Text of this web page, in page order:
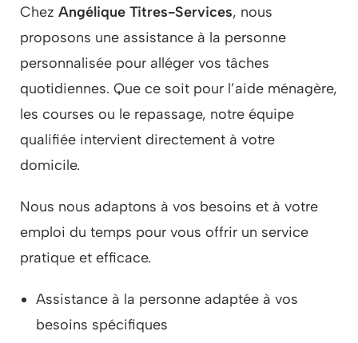
Chez Angélique Titres-Services, nous
proposons une assistance à la personne
personnalisée pour alléger vos tâches
quotidiennes. Que ce soit pour l’aide ménagère,
les courses ou le repassage, notre équipe
qualifiée intervient directement à votre
domicile.
Nous nous adaptons à vos besoins et à votre
emploi du temps pour vous offrir un service
pratique et efficace.
Assistance à la personne adaptée à vos
besoins spécifiques